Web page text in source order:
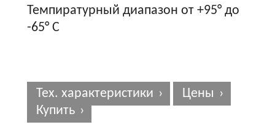
Темпиратурный диапазон от +95° до
-65° С
Тех. характеристики
Цены
Купить